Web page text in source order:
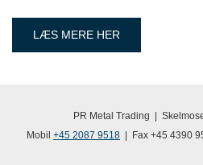
LÆS MERE HER
PR Metal Trading |
Mobil +45 2087 9518 | Fax +45 4390